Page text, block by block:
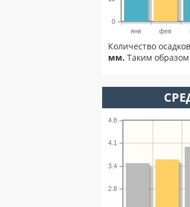
янв фев
0
Количество
мм. Таким
2.8
3.4
4.1
4.8